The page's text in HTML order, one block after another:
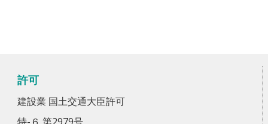
許可
建設業 国土交通大臣許可